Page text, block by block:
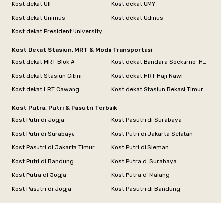
Kost dekat UII
Kost dekat UMY
Kost dekat Unimus
Kost dekat Udinus
Kost dekat President University
Kost Dekat Stasiun, MRT & Moda Transportasi
Kost dekat MRT Blok A
Kost dekat Bandara Soekarno-Hatta
Kost dekat Stasiun Cikini
Kost dekat MRT Haji Nawi
Kost dekat LRT Cawang
Kost dekat Stasiun Bekasi Timur
Kost Putra, Putri & Pasutri Terbaik
Kost Putri di Jogja
Kost Pasutri di Surabaya
Kost Putri di Surabaya
Kost Putri di Jakarta Selatan
Kost Pasutri di Jakarta Timur
Kost Putri di Sleman
Kost Putri di Bandung
Kost Putra di Surabaya
Kost Putra di Jogja
Kost Putra di Malang
Kost Pasutri di Jogja
Kost Pasutri di Bandung